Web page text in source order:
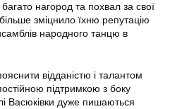
нагород та похвал за свої
зміцнило їхню репутацію
народного танцю в
відданістю і талантом
підтримкою з боку
Васюківки дуже пишаються